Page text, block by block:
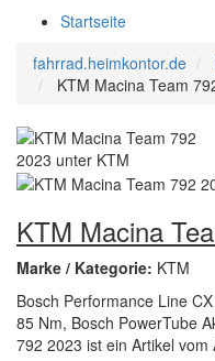
Startseite
fahrrad.heimkontor.de
KTM Macina Team
KTM Macina
Marke / Kategorie: KTM
Bosch Performance Line
85 Nm, Bosch PowerTube
792 2023 ist ein Artikel